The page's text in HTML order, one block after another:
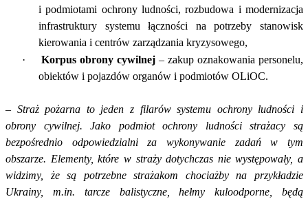
i podmiotami ochrony ludności, rozbudowa i modernizacja
infrastruktury systemu łączności na potrzeby stanowisk
kierowania i centrów zarządzania kryzysowego,
·
Korpus obrony cywilnej – zakup oznakowania personelu,
obiektów i pojazdów organów i podmiotów OLiOC.
– Straż pożarna to jeden z filarów systemu ochrony ludności i
obrony cywilnej. Jako podmiot ochrony ludności strażacy są
bezpośrednio odpowiedzialni za wykonywanie zadań w tym
obszarze. Elementy, które w straży dotychczas nie występowały, a
widzimy, że są potrzebne strażakom chociażby na przykładzie
Ukrainy, m.in. tarcze balistyczne, hełmy kuloodporne, będą